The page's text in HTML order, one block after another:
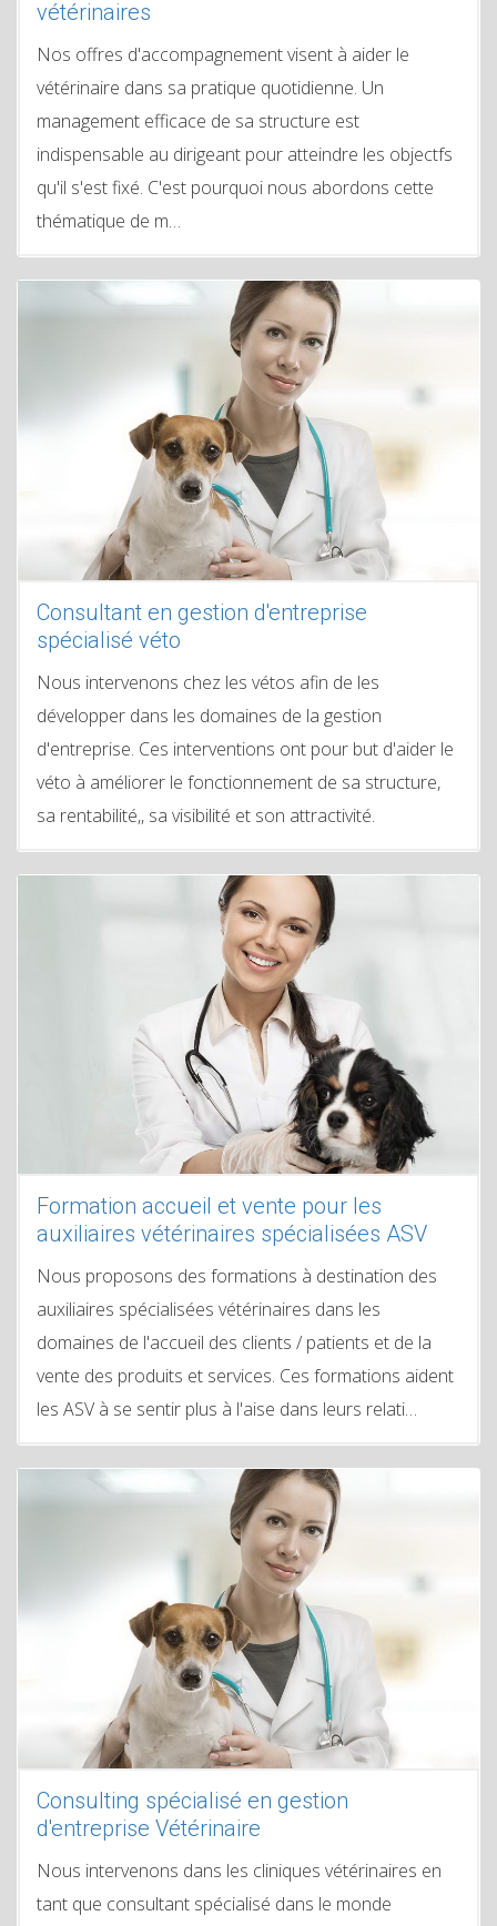
vétérinaires
Nos offres d'accompagnement visent à aider le
vétérinaire dans sa pratique quotidienne. Un
management efficace de sa structure est
indispensable au dirigeant pour atteindre les objectfs
qu'il s'est fixé. C'est pourquoi nous abordons cette
thématique de m…
Consultant en gestion d'entreprise
spécialisé véto
Nous intervenons chez les vétos afin de les
développer dans les domaines de la gestion
d'entreprise. Ces interventions ont pour but d'aider le
véto à améliorer le fonctionnement de sa structure,
sa rentabilité,, sa visibilité et son attractivité.
Formation accueil et vente pour les
auxiliaires vétérinaires spécialisées ASV
Nous proposons des formations à destination des
auxiliaires spécialisées vétérinaires dans les
domaines de l'accueil des clients / patients et de la
vente des produits et services. Ces formations aident
les ASV à se sentir plus à l'aise dans leurs relati…
Consulting spécialisé en gestion
d'entreprise Vétérinaire
Nous intervenons dans les cliniques vétérinaires en
tant que consultant spécialisé dans le monde